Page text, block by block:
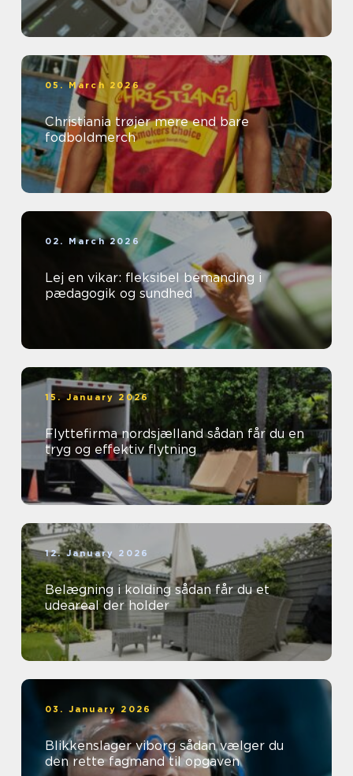
05. March 2026
Christiania trøjer mere end bare
fodboldmerch
02. March 2026
Lej en vikar: fleksibel bemanding i
pædagogik og sundhed
15. January 2026
Flyttefirma nordsjælland sådan får du en
tryg og effektiv flytning
12. January 2026
Belægning i kolding sådan får du et
udeareal der holder
03. January 2026
Blikkenslager viborg sådan vælger du
den rette fagmand til opgaven